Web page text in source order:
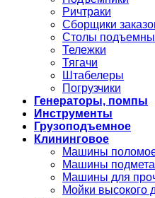
Ричтраки
Сборщики
Столы
Тележки
Тягачи
Штабелеры
Погрузчики
Генераторы, помпы
Инструменты
Грузоподъемное
Клининговое
Машины
Машины
Машины для
Мойки высокого